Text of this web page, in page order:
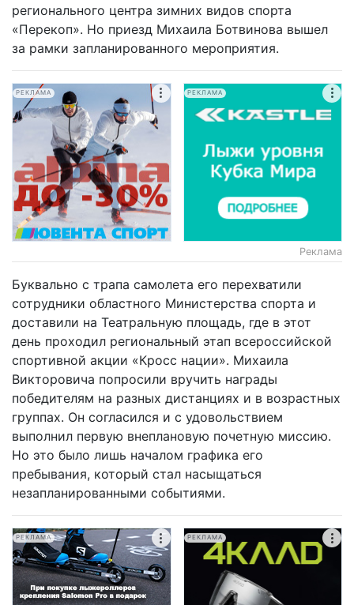
регионального центра зимних видов спорта
«Перекоп». Но приезд Михаила Ботвинова вышел
за рамки запланированного мероприятия.
РЕКЛАМА РЕКЛАМА
Реклама
Буквально с трапа самолета его перехватили
сотрудники областного Министерства спорта и
доставили на Театральную площадь, где в этот
день проходил региональный этап всероссийской
спортивной акции «Кросс нации». Михаила
Викторовича попросили вручить награды
победителям на разных дистанциях и в возрастных
группах. Он согласился и с удовольствием
выполнил первую внеплановую почетную миссию.
Но это было лишь началом графика его
пребывания, который стал насыщаться
незапланированными событиями.
РЕКЛАМА РЕКЛАМА